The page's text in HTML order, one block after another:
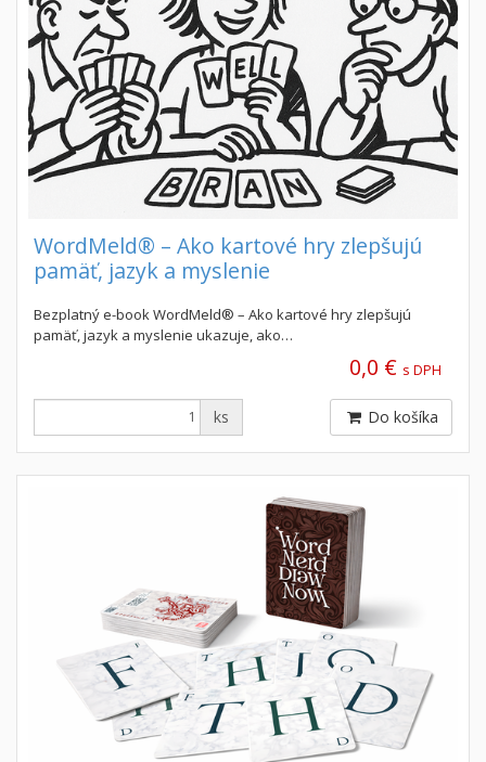
WordMeld® – Ako kartové hry zlepšujú
pamäť, jazyk a myslenie
Bezplatný e-book WordMeld® – Ako kartové hry zlepšujú
pamäť, jazyk a myslenie ukazuje, ako…
0,0 € s DPH
ks Do košíka